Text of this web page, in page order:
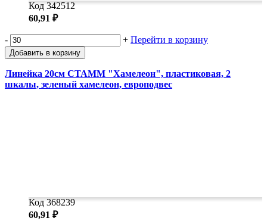
Код 342512
60,91 ₽
- + Перейти в корзину
Добавить в корзину
Линейка 20см СТАММ "Хамелеон", пластиковая, 2
шкалы, зеленый хамелеон, европодвес
Код 368239
60,91 ₽